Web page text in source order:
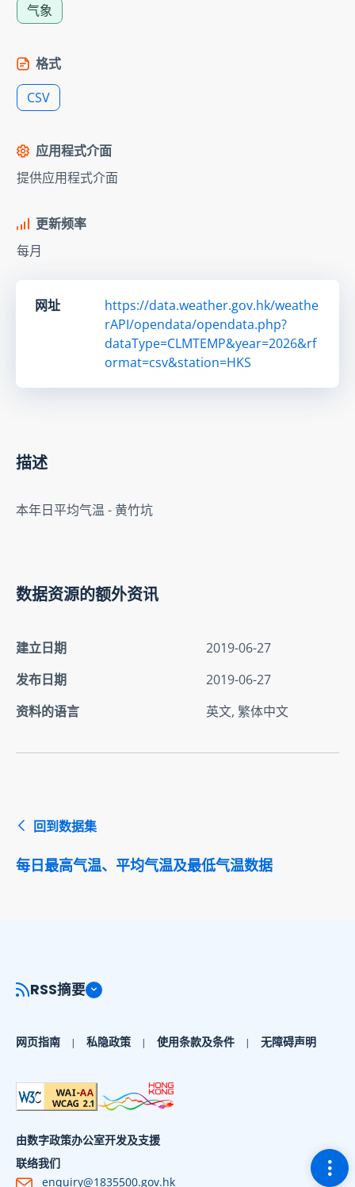
气象
格式
CSV
应用程式介面
提供应用程式介面
更新频率
每月
网址
https://data.weather.gov.hk/weathe
rAPI/opendata/opendata.php?
dataType=CLMTEMP&year=2026&rf
ormat=csv&station=HKS
描述
本年日平均气温 - 黄竹坑
数据资源的额外资讯
建立日期
2019-06-27
发布日期
2019-06-27
资料的语言
英文, 繁体中文
回到数据集
每日最高气温、平均气温及最低气温数据
切
RSS摘要
网页指南 私隐政策 使用条款及条件 无障碍声明
由数字政策办公室开发及支援
联络我们
enquiry@1835500.gov.hk